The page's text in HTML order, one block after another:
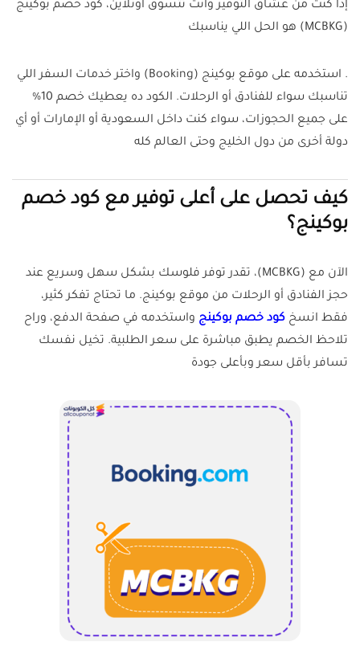
إذا كنت من عشاق التوفير وأنت تتسوق أونلاين، كود خصم بوكينج
(MCBKG) هو الحل اللي يناسبك
. استخدمه على موقع بوكينج (Booking) واختر خدمات السفر اللي
تناسبك سواء للفنادق أو الرحلات. الكود ده يعطيك خصم 10%
على جميع الحجوزات، سواء كنت داخل السعودية أو الإمارات أو أي
دولة أخرى من دول الخليج وحتى العالم كله
كيف تحصل على أعلى توفير مع كود خصم
بوكينج؟
الآن مع (MCBKG)، تقدر توفر فلوسك بشكل سهل وسريع عند
حجز الفنادق أو الرحلات من موقع بوكينج. ما تحتاج تفكر كثير،
فقط انسخ كود خصم بوكينج واستخدمه في صفحة الدفع، وراح
تلاحظ الخصم يطبق مباشرة على سعر الطلبية. تخيل نفسك
تسافر بأقل سعر وبأعلى جودة